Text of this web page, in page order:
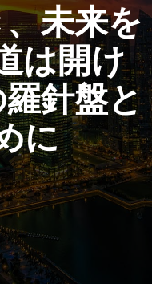
未来を
は開け
針盤と
に